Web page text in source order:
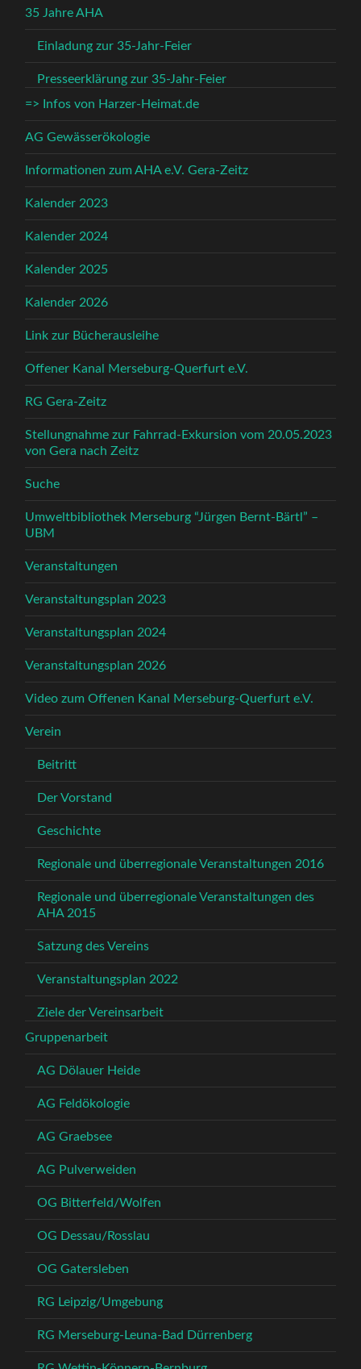
35 Jahre AHA
Einladung zur 35-Jahr-Feier
Presseerklärung zur 35-Jahr-Feier
=> Infos von Harzer-Heimat.de
AG Gewässerökologie
Informationen zum AHA e.V. Gera-Zeitz
Kalender 2023
Kalender 2024
Kalender 2025
Kalender 2026
Link zur Bücherausleihe
Offener Kanal Merseburg-Querfurt e.V.
RG Gera-Zeitz
Stellungnahme zur Fahrrad-Exkursion vom 20.05.2023
von Gera nach Zeitz
Suche
Umweltbibliothek Merseburg “Jürgen Bernt-Bärtl” –
UBM
Veranstaltungen
Veranstaltungsplan 2023
Veranstaltungsplan 2024
Veranstaltungsplan 2026
Video zum Offenen Kanal Merseburg-Querfurt e.V.
Verein
Beitritt
Der Vorstand
Geschichte
Regionale und überregionale Veranstaltungen 2016
Regionale und überregionale Veranstaltungen des
AHA 2015
Satzung des Vereins
Veranstaltungsplan 2022
Ziele der Vereinsarbeit
Gruppenarbeit
AG Dölauer Heide
AG Feldökologie
AG Graebsee
AG Pulverweiden
OG Bitterfeld/Wolfen
OG Dessau/Rosslau
OG Gatersleben
RG Leipzig/Umgebung
RG Merseburg-Leuna-Bad Dürrenberg